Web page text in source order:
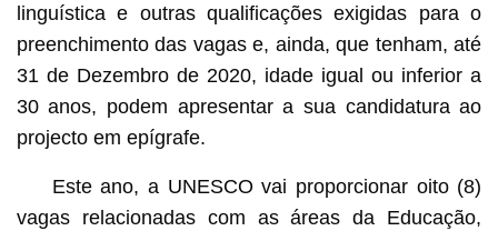
linguística e outras qualificações exigidas para o
preenchimento das vagas e, ainda, que tenham, até
31 de Dezembro de 2020, idade igual ou inferior a
30 anos, podem apresentar a sua candidatura ao
projecto em epígrafe.
Este ano, a UNESCO vai proporcionar oito (8)
vagas relacionadas com as áreas da Educação,